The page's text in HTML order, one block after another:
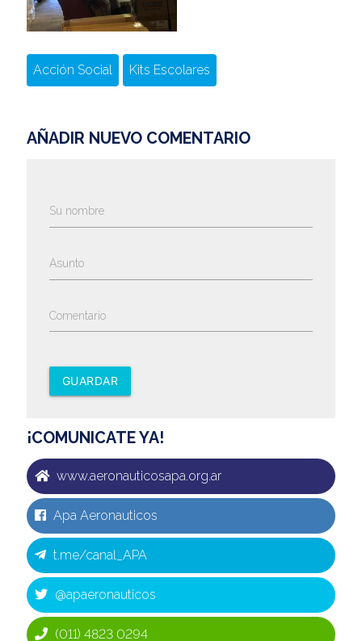
Acción Social Kits Escolares
AÑADIR NUEVO COMENTARIO
Su nombre
Asunto
Comentario
GUARDAR
¡COMUNICATE YA!
www.aeronauticosapa.org.ar
Apa Aeronauticos
t.me/canal_APA
@apaeronauticos
(011) 4823 0294